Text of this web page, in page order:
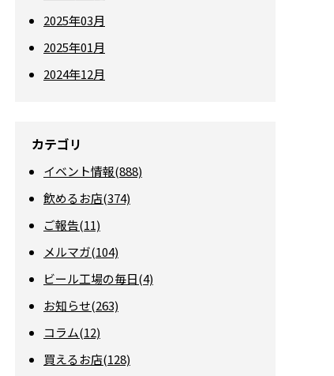
2025年03月
2025年01月
2024年12月
カテゴリ
イベント情報(888)
飲めるお店(374)
ご報告(11)
メルマガ(104)
ビール工場の毎日(4)
お知らせ(263)
コラム(12)
買えるお店(128)